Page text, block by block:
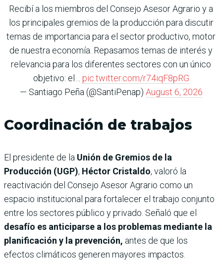
Recibí a los miembros del Consejo Asesor Agrario y a
los principales gremios de la producción para discutir
temas de importancia para el sector productivo, motor
de nuestra economía. Repasamos temas de interés y
relevancia para los diferentes sectores con un único
objetivo: el… pic.twitter.com/r74iqF8pRG
— Santiago Peña (@SantiPenap) August 6, 2026
Coordinación de trabajos
El presidente de la Unión de Gremios de la
Producción (UGP), Héctor Cristaldo, valoró la
reactivación del Consejo Asesor Agrario como un
espacio institucional para fortalecer el trabajo conjunto
entre los sectores público y privado. Señaló que el
desafío es anticiparse a los problemas mediante la
planificación y la prevención, antes de que los
efectos climáticos generen mayores impactos.